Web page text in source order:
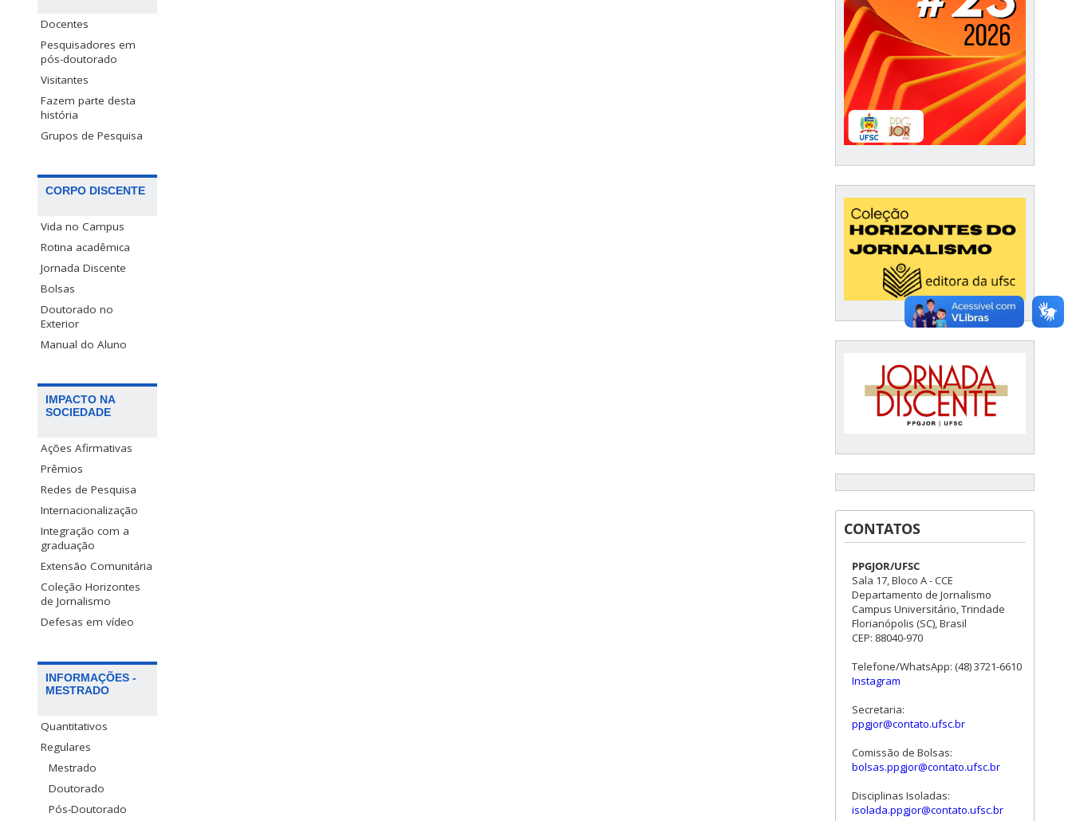
Docentes
Pesquisadores em
pós-doutorado
Visitantes
Fazem parte desta
história
Grupos de Pesquisa
CORPO DISCENTE
Vida no Campus
Rotina acadêmica
Jornada Discente
Bolsas
Doutorado no
Exterior
Manual do Aluno
IMPACTO NA
SOCIEDADE
Ações Afirmativas
Prêmios
Redes de Pesquisa
Internacionalização
Integração com a
graduação
Extensão Comunitária
Coleção Horizontes
de Jornalismo
Defesas em vídeo
INFORMAÇÕES -
MESTRADO
Quantitativos
Regulares
Mestrado
Doutorado
Pós-Doutorado
CONTATOS
PPGJOR/UFSC
Sala 17, Bloco A - CCE
Departamento de Jornalismo
Campus Universitário, Trindade
Florianópolis (SC), Brasil
CEP: 88040-970
Telefone/WhatsApp: (48) 3721-6610
Instagram
Secretaria:
ppgjor@contato.ufsc.br
Comissão de Bolsas:
bolsas.ppgjor@contato.ufsc.br
Disciplinas Isoladas:
isolada.ppgjor@contato.ufsc.br